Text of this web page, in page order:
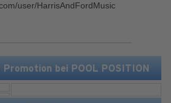
bei POOL POSITION
user/HarrisAndFordMusic